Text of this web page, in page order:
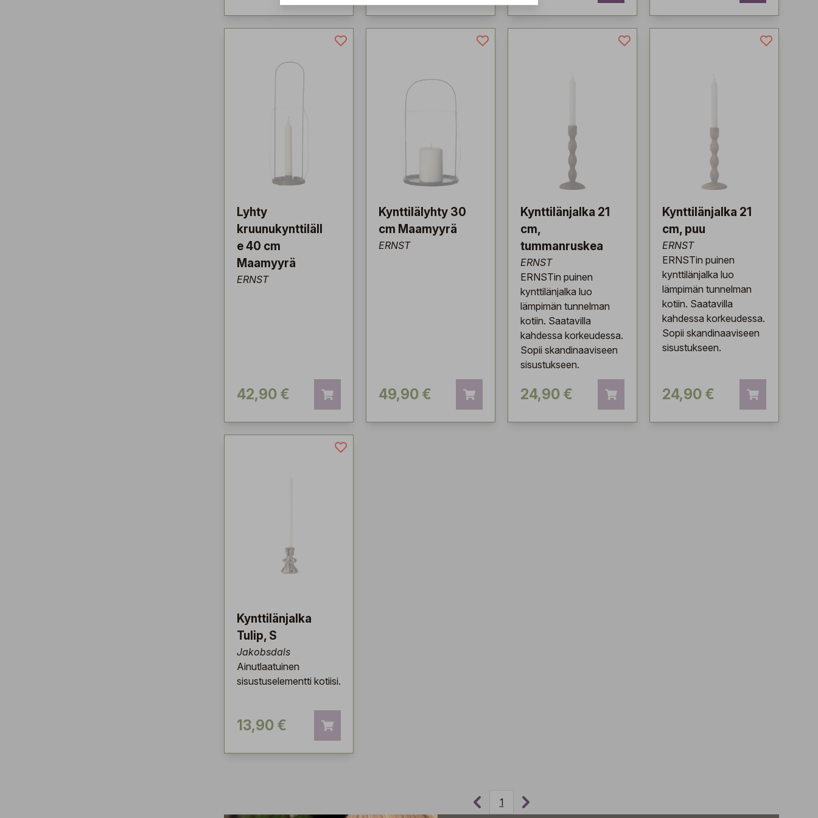
Lyhty
kruunukynttiläll
e 40 cm
Maamyyrä
ERNST
42,90 €
Kynttilälyhty 30
cm Maamyyrä
ERNST
49,90 €
Kynttilänjalka 21
cm,
tummanruskea
ERNST
ERNSTin puinen
kynttilänjalka luo
lämpimän tunnelman
kotiin. Saatavilla
kahdessa korkeudessa.
Sopii skandinaaviseen
sisustukseen.
24,90 €
Kynttilänjalka 21
cm, puu
ERNST
ERNSTin puinen
kynttilänjalka luo
lämpimän tunnelman
kotiin. Saatavilla
kahdessa korkeudessa.
Sopii skandinaaviseen
sisustukseen.
24,90 €
Kynttilänjalka
Tulip, S
Jakobsdals
Ainutlaatuinen
sisustuselementti kotiisi.
13,90 €
1